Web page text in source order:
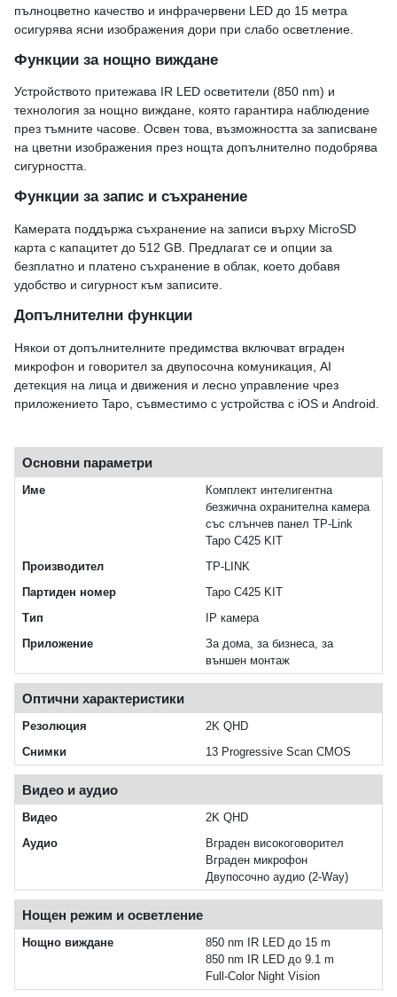
пълноцветно качество и инфрачервени LED до 15 метра
осигурява ясни изображения дори при слабо осветление.
Функции за нощно виждане
Устройството притежава IR LED осветители (850 nm) и
технология за нощно виждане, която гарантира наблюдение
през тъмните часове. Освен това, възможността за записване
на цветни изображения през нощта допълнително подобрява
сигурността.
Функции за запис и съхранение
Камерата поддържа съхранение на записи върху MicroSD
карта с капацитет до 512 GB. Предлагат се и опции за
безплатно и платено съхранение в облак, което добавя
удобство и сигурност към записите.
Допълнителни функции
Някои от допълнителните предимства включват вграден
микрофон и говорител за двупосочна комуникация, AI
детекция на лица и движения и лесно управление чрез
приложението Tapo, съвместимо с устройства с iOS и Android.
Основни параметри
Име
Комплект интелигентна
безжична охранителна камера
със слънчев панел TP-Link
Tapo C425 KIT
Производител
TP-LINK
Партиден номер
Tapo C425 KIT
Тип
IP камера
Приложение
За дома, за бизнеса, за
външен монтаж
Оптични характеристики
Резолюция
2K QHD
Снимки
13 Progressive Scan CMOS
Видео и аудио
Видео
2K QHD
Аудио
Вграден високоговорител
Вграден микрофон
Двупосочно аудио (2-Way)
Нощен режим и осветление
Нощно виждане
850 nm IR LED до 15 m
850 nm IR LED до 9.1 m
Full-Color Night Vision